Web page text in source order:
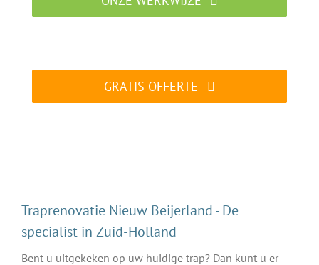
GRATIS OFFERTE
Traprenovatie Nieuw Beijerland - De
specialist in Zuid-Holland
Bent u uitgekeken op uw huidige trap? Dan kunt u er